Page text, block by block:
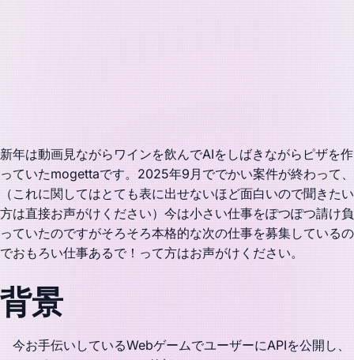
新年は動画見ながらワインを飲んでAIをしばきながらピザを作
っていたmogettaです。2025年9月ででかい案件が終わって、
（これに関してはとても表に出せないほど面白いので聞きたい
方は直接お声がけください）今は小さい仕事をぽつぽつ請け負
っていたのですがそろそろ本格的な次の仕事を募集しているの
でおもろい仕事あるで！って方はお声がけください。
背景
今お手伝いしているWebゲームでユーザーにAPIを公開し、